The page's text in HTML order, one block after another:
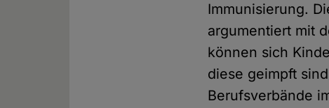
Immunisierung.
argumentiert mit
können sich
diese geimpft
Berufsverbände